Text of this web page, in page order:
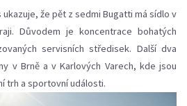
že pět z sedmi Bugatti má sídlo v
Důvodem je koncentrace bohatých
servisních středisek. Další dva
v Brně a v Karlových Varech, kde jsou
trh a sportovní události.